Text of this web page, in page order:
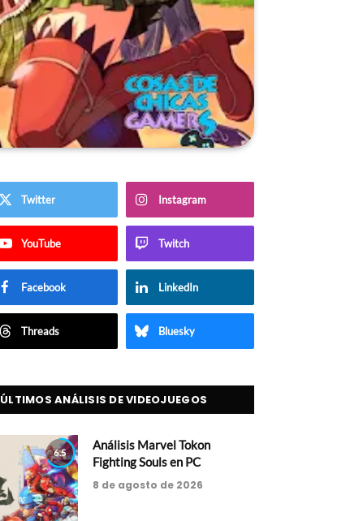
Twitter Instagram
YouTube Twitch
Facebook LinkedIn
Threads Bluesky
ÚLTIMOS ANÁLISIS DE VIDEOJUEGOS
6.5
Análisis Marvel Tokon
Fighting Souls en PC
8 de agosto de 2026